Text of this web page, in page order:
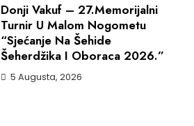
Donji Vakuf – 27.Memorijalni
Turnir U Malom Nogometu
“Sjećanje Na Šehide
Šeherdžika I Oboraca 2026.”
5 Augusta, 2026